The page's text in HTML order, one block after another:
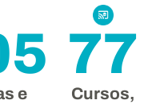
e
Cursos,
77